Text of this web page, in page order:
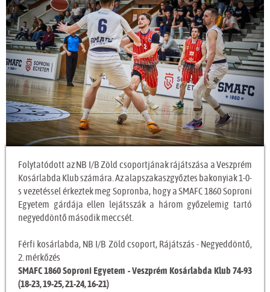
Folytatódott az NB I/B Zöld csoportjának rájátszása a Veszprém
Kosárlabda Klub számára. Az alapszakaszgyőztes bakonyiak 1-0-
s vezetéssel érkeztek meg Sopronba, hogy a SMAFC 1860 Soproni
Egyetem gárdája ellen lejátsszák a három győzelemig tartó
negyeddöntő második meccsét.
Férfi kosárlabda, NB I/B Zöld csoport, Rájátszás - Negyeddöntő,
2. mérkőzés
SMAFC 1860 Soproni Egyetem - Veszprém Kosárlabda Klub 74-93
(18-23, 19-25, 21-24, 16-21)